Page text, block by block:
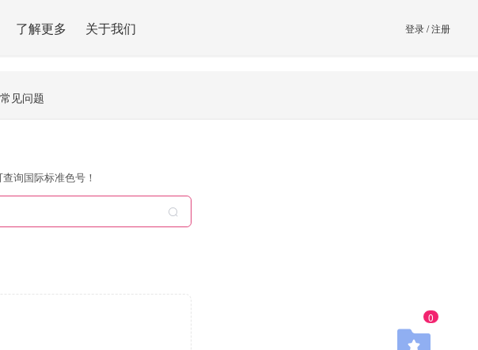
了解更多 关于我们 登录/注册
常见问题
0
询国际标准色号！